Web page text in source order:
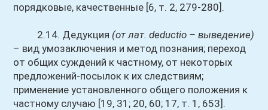
порядковые, качественные [6, т. 2, 279-280].
2.14. Дедукция (от лат. deductio – выведение)
– вид умозаключения и метод познания; переход
от общих суждений к частному, от некоторых
предложений-посылок к их следствиям;
применение установленного общего положения к
частному случаю [19, 31; 20, 60; 17, т. 1, 653].